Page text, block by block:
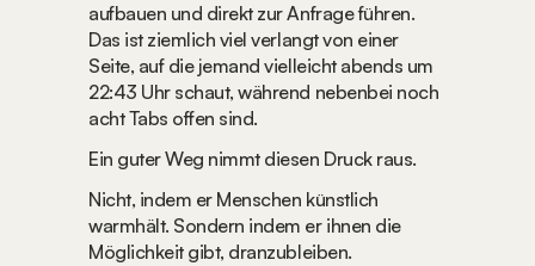
aufbauen und direkt zur Anfrage führen.
Das ist ziemlich viel verlangt von einer
Seite, auf die jemand vielleicht abends um
22:43 Uhr schaut, während nebenbei noch
acht Tabs offen sind.
Ein guter Weg nimmt diesen Druck raus.
Nicht, indem er Menschen künstlich
warmhält. Sondern indem er ihnen die
Möglichkeit gibt, dranzubleiben.